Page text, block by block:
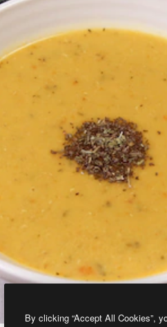
By clicking “Accept All Cookies”,